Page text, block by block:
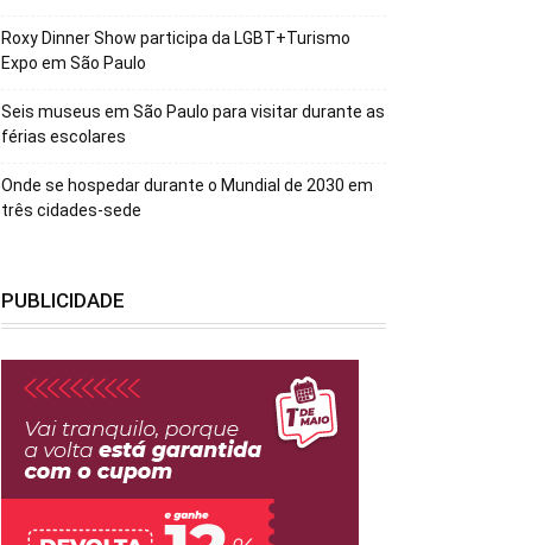
Roxy Dinner Show participa da LGBT+Turismo
Expo em São Paulo
Seis museus em São Paulo para visitar durante as
férias escolares
Onde se hospedar durante o Mundial de 2030 em
três cidades-sede
PUBLICIDADE